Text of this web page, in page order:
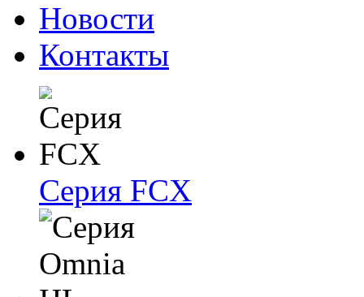
Новости
Контакты
Серия FCX